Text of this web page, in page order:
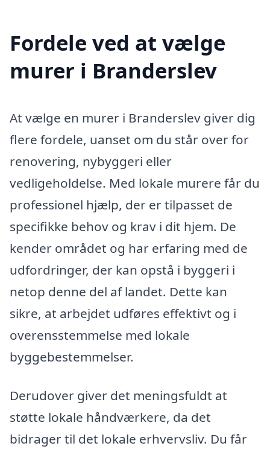
Fordele ved at vælge
murer i Branderslev
At vælge en murer i Branderslev giver dig
flere fordele, uanset om du står over for
renovering, nybyggeri eller
vedligeholdelse. Med lokale murere får du
professionel hjælp, der er tilpasset de
specifikke behov og krav i dit hjem. De
kender området og har erfaring med de
udfordringer, der kan opstå i byggeri i
netop denne del af landet. Dette kan
sikre, at arbejdet udføres effektivt og i
overensstemmelse med lokale
byggebestemmelser.
Derudover giver det meningsfuldt at
støtte lokale håndværkere, da det
bidrager til det lokale erhvervsliv. Du får